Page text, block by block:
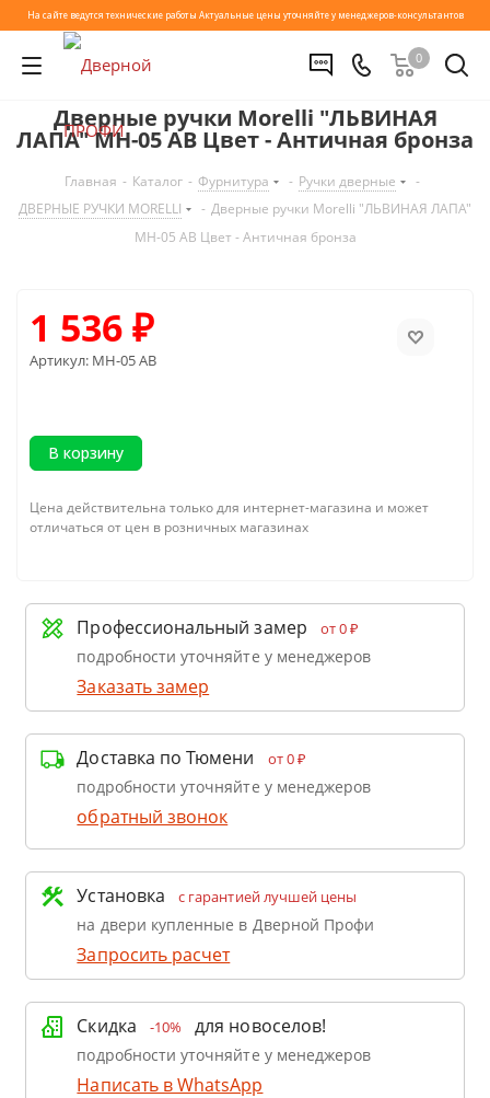
На сайте ведутся технические работы Актуальные цены уточняйте у менеджеров-консультантов
0
Дверные ручки Morelli "ЛЬВИНАЯ
ЛАПА" MH-05 AB Цвет - Античная бронза
Главная - Каталог - Фурнитура - Ручки дверные
-
ДВЕРНЫЕ РУЧКИ MORELLI
- Дверные ручки Morelli "ЛЬВИНАЯ ЛАПА"
MH-05 AB Цвет - Античная бронза
1 536₽
Артикул: MH-05 AB
В корзину
Цена действительна только для интернет-магазина и может
отличаться от цен в розничных магазинах
Профессиональный замер от 0 ₽
подробности уточняйте у менеджеров
Заказать замер
Доставка по Тюмени от 0 ₽
подробности уточняйте у менеджеров
обратный звонок
Установка с гарантией лучшей цены
на двери купленные в Дверной Профи
Запросить расчет
Скидка -10% для новоселов!
подробности уточняйте у менеджеров
Написать в WhatsApp